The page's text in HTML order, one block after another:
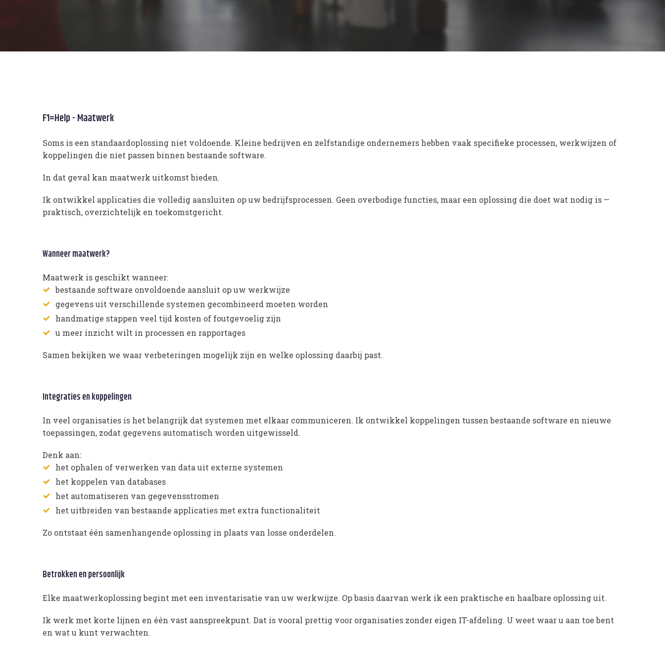
F1=Help - Maatwerk
Soms is een standaardoplossing niet voldoende. Kleine bedrijven en zelfstandige ondernemers hebben vaak specifieke processen, werkwijzen of
koppelingen die niet passen binnen bestaande software.
In dat geval kan maatwerk uitkomst bieden.
Ik ontwikkel applicaties die volledig aansluiten op uw bedrijfsprocessen. Geen overbodige functies, maar een oplossing die doet wat nodig is —
praktisch, overzichtelijk en toekomstgericht.
Wanneer maatwerk?
Maatwerk is geschikt wanneer:
bestaande software onvoldoende aansluit op uw werkwijze
gegevens uit verschillende systemen gecombineerd moeten worden
handmatige stappen veel tijd kosten of foutgevoelig zijn
u meer inzicht wilt in processen en rapportages
Samen bekijken we waar verbeteringen mogelijk zijn en welke oplossing daarbij past.
Integraties en koppelingen
In veel organisaties is het belangrijk dat systemen met elkaar communiceren. Ik ontwikkel koppelingen tussen bestaande software en nieuwe
toepassingen, zodat gegevens automatisch worden uitgewisseld.
Denk aan:
het ophalen of verwerken van data uit externe systemen
het koppelen van databases
het automatiseren van gegevensstromen
het uitbreiden van bestaande applicaties met extra functionaliteit
Zo ontstaat één samenhangende oplossing in plaats van losse onderdelen.
Betrokken en persoonlijk
Elke maatwerkoplossing begint met een inventarisatie van uw werkwijze. Op basis daarvan werk ik een praktische en haalbare oplossing uit.
Ik werk met korte lijnen en één vast aanspreekpunt. Dat is vooral prettig voor organisaties zonder eigen IT-afdeling. U weet waar u aan toe bent
en wat u kunt verwachten.